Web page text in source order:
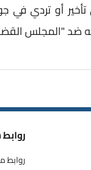
أو تردي في
ضد "المجلس
روابط